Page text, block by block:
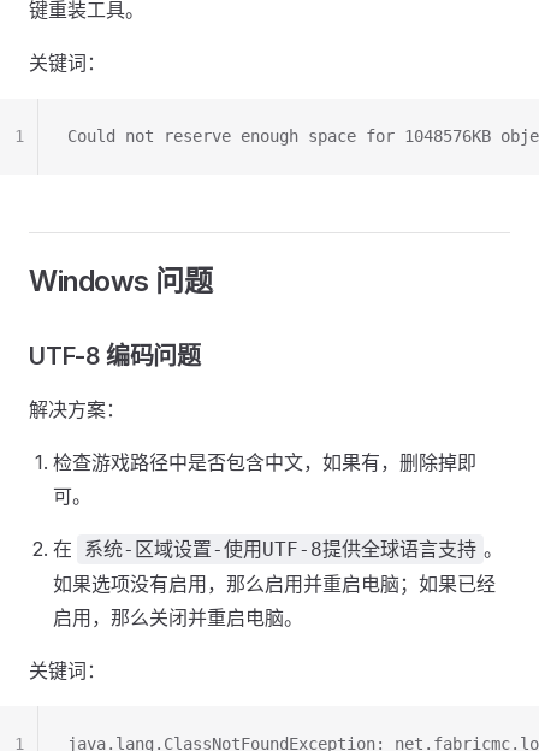
键重装工具。
关键词：
Could not reserve enough space for 1048576KB
1
Windows 问题
UTF-8 编码问题
解决方案：
检查游戏路径中是否包含中文，如果有，删除掉即
可。
在 系统-区域设置-使用UTF-8提供全球语言支持 。
如果选项没有启用，那么启用并重启电脑；如果已经
启用，那么关闭并重启电脑。
关键词：
java.lang.ClassNotFoundException:
1